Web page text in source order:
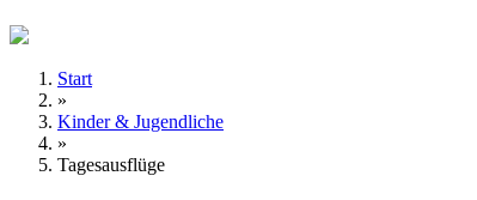
Start
»
Kinder & Jugendliche
»
Tagesausflüge